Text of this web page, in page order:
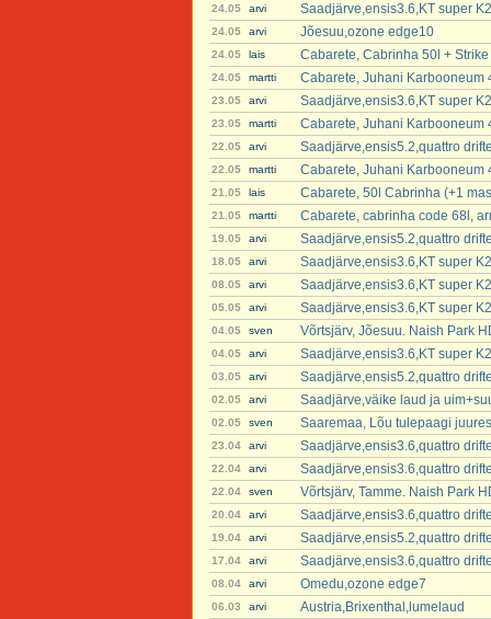
24.05 arvi Saadjärve,ensis3.6,KT super
24.05 arvi Jõesuu,ozone edge10
24.05 lais Cabarete, Cabrinha 50l + Strike
24.05 martti Cabarete, Juhani Karbooneum
23.05 arvi Saadjärve,ensis3.6,KT super
23.05 martti Cabarete, Juhani Karbooneum
22.05 arvi Saadjärve,ensis5.2,quattro
22.05 martti Cabarete, Juhani Karbooneum
21.05 lais Cabarete, 50l Cabrinha (+1
21.05 martti Cabarete, cabrinha code 68l,
19.05 arvi Saadjärve,ensis5.2,quattro
18.05 arvi Saadjärve,ensis3.6,KT super
08.05 arvi Saadjärve,ensis3.6,KT super
05.05 arvi Saadjärve,ensis3.6,KT super
04.05 sven Võrtsjärv, Jõesuu. Naish Park
04.05 arvi Saadjärve,ensis3.6,KT super
03.05 arvi Saadjärve,ensis5.2,quattro
02.05 arvi Saadjärve,väike laud ja
02.05 sven Saaremaa, Lõu tulepaagi
23.04 arvi Saadjärve,ensis3.6,quattro
22.04 arvi Saadjärve,ensis3.6,quattro
22.04 sven Võrtsjärv, Tamme. Naish Park
20.04 arvi Saadjärve,ensis3.6,quattro
19.04 arvi Saadjärve,ensis5.2,quattro
17.04 arvi Saadjärve,ensis3.6,quattro
08.04 arvi Omedu,ozone edge7
06.03 arvi Austria,Brixenthal,lumelaud